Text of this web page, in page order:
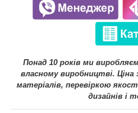
Понад 10 років ми
власному виробництві.
матеріалів, перевіркою
дизайнів і